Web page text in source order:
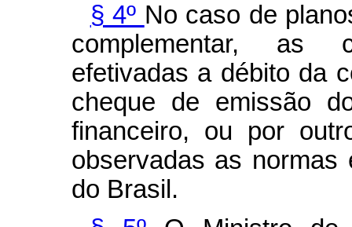
§ 4º No caso de
complementar, as
efetivadas a débito da
cheque de emissão
financeiro, ou por
observadas as normas
do Brasil.